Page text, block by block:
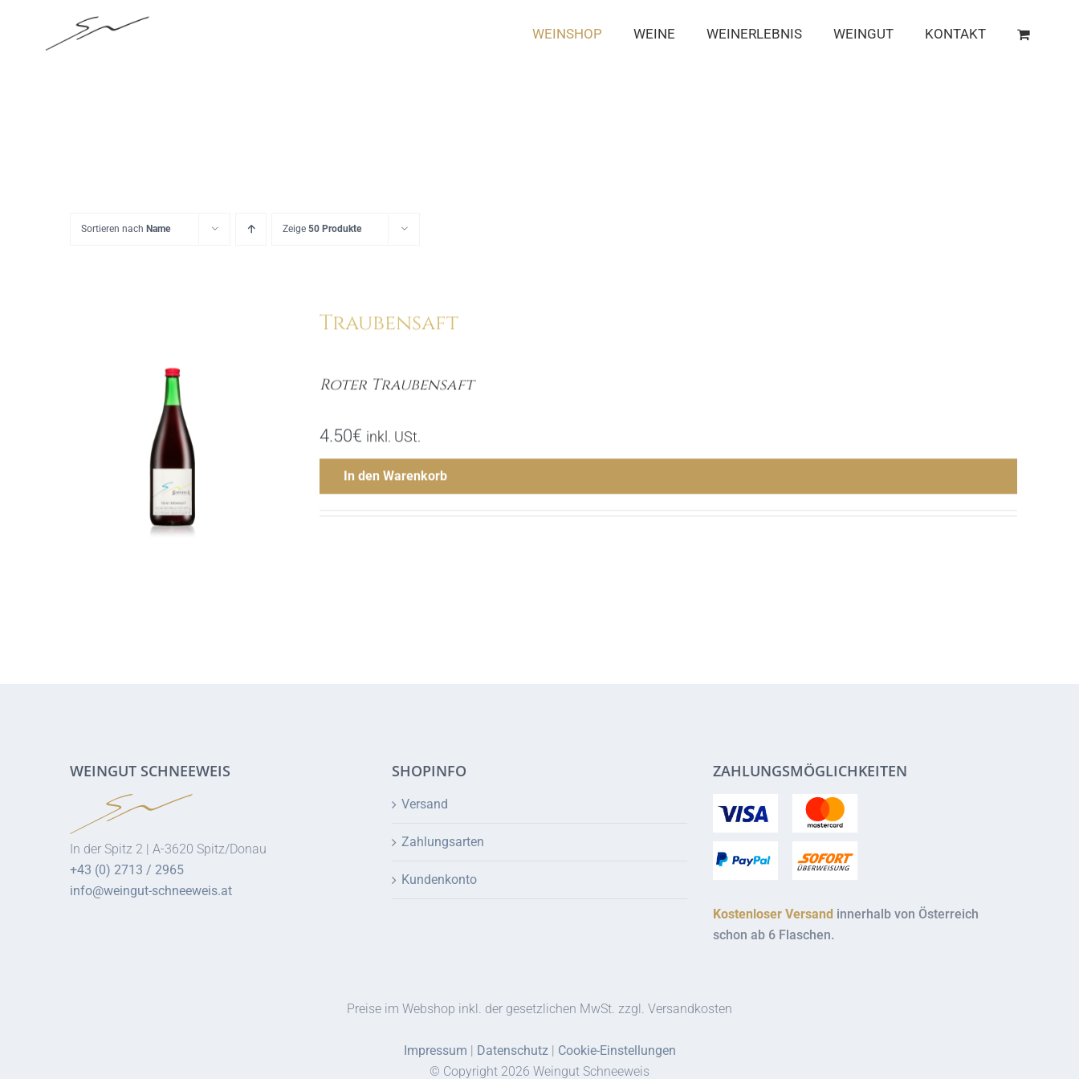
WEINSHOP WEINE WEINERLEBNIS WEINGUT KONTAKT
Sortieren nach Name Zeige 50 Produkte
Traubensaft
Roter Traubensaft
4.50€ inkl. USt.
In den Warenkorb
WEINGUT SCHNEEWEIS
In der Spitz 2 | A-3620 Spitz/Donau
+43 (0) 2713 / 2965
info@weingut-schneeweis.at
SHOPINFO
Versand
Zahlungsarten
Kundenkonto
ZAHLUNGSMÖGLICHKEITEN
Kostenloser Versand innerhalb von Österreich
schon ab 6 Flaschen.
Preise im Webshop inkl. der gesetzlichen MwSt. zzgl. Versandkosten
Impressum | Datenschutz | Cookie-Einstellungen
© Copyright 2026 Weingut Schneeweis